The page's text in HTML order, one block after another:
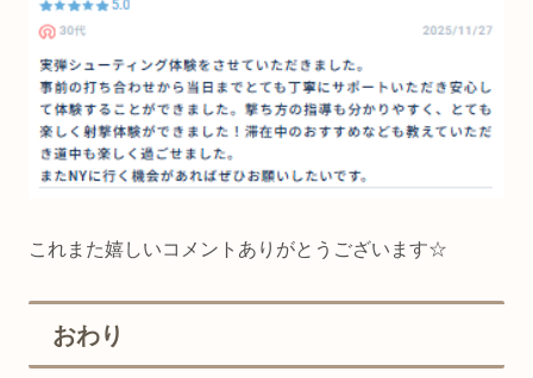
これまた嬉しいコメントありがとうございます☆
おわり